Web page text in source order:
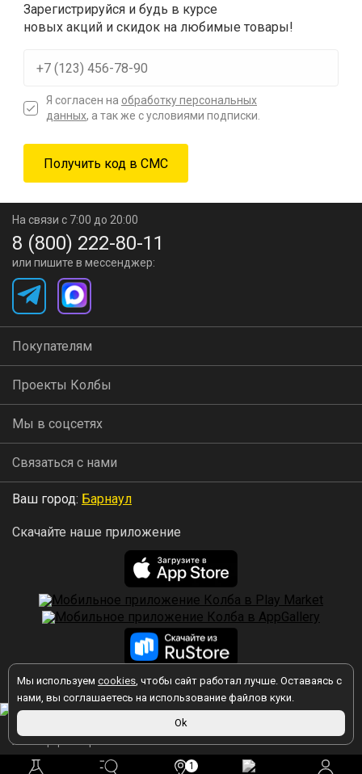
1
Зарегистрируйся и будь в курсе
новых акций и скидок на любимые товары!
Я согласен на обработку персональных
данных, а так же с условиями подписки.
Мы используем cookies, чтобы сайт работал лучше. Оставаясь с
нами, вы соглашаетесь на использование файлов куки.
Ok
На связи с 7:00 до 20:00
8 (800) 222-80-11
или пишите в мессенджер:
Покупателям
Проекты Колбы
Мы в соцсетях
Связаться с нами
Ваш город: Барнаул
Скачайте наше приложение
2026 © Колба
Вы принимаете условия политики в отношении обработки
персональных данных
любой форме обратной связи на сайте kolba.ru.